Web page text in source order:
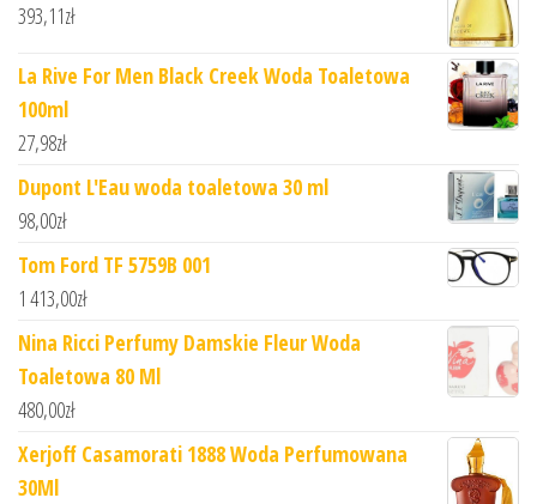
393,11zł
La Rive For Men Black Creek Woda Toaletowa
100ml
27,98zł
Dupont L'Eau woda toaletowa 30 ml
98,00zł
Tom Ford TF 5759B 001
1 413,00zł
Nina Ricci Perfumy Damskie Fleur Woda
Toaletowa 80 Ml
480,00zł
Xerjoff Casamorati 1888 Woda Perfumowana
30Ml